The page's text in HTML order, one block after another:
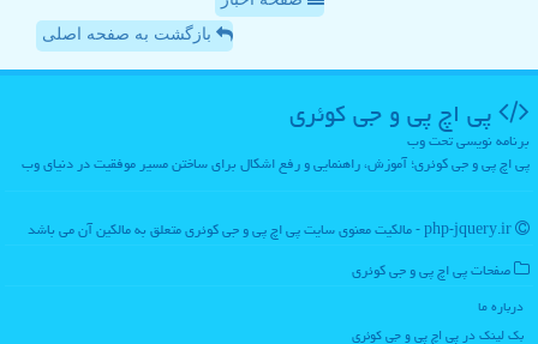
بازگشت به صفحه اصلی
پی اچ پی و جی كوئری
برنامه نویسی تحت وب
پی اچ پی و جی کوئری؛ آموزش، راهنمایی و رفع اشکال برای ساختن مسیر موفقیت در دنیای وب
صفحات پی اچ پی و جی كوئری
درباره ما
بک لینک در پی اچ پی و جی كوئری